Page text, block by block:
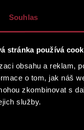
Souhlas
stránka používá
obsahu a reklam,
o tom, jak náš
zkombinovat s
služby.
что произошло
с
на рынке
заселяются его